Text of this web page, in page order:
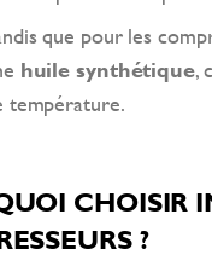
que pour les
huile synthétique,
température.
CHOISIR
?